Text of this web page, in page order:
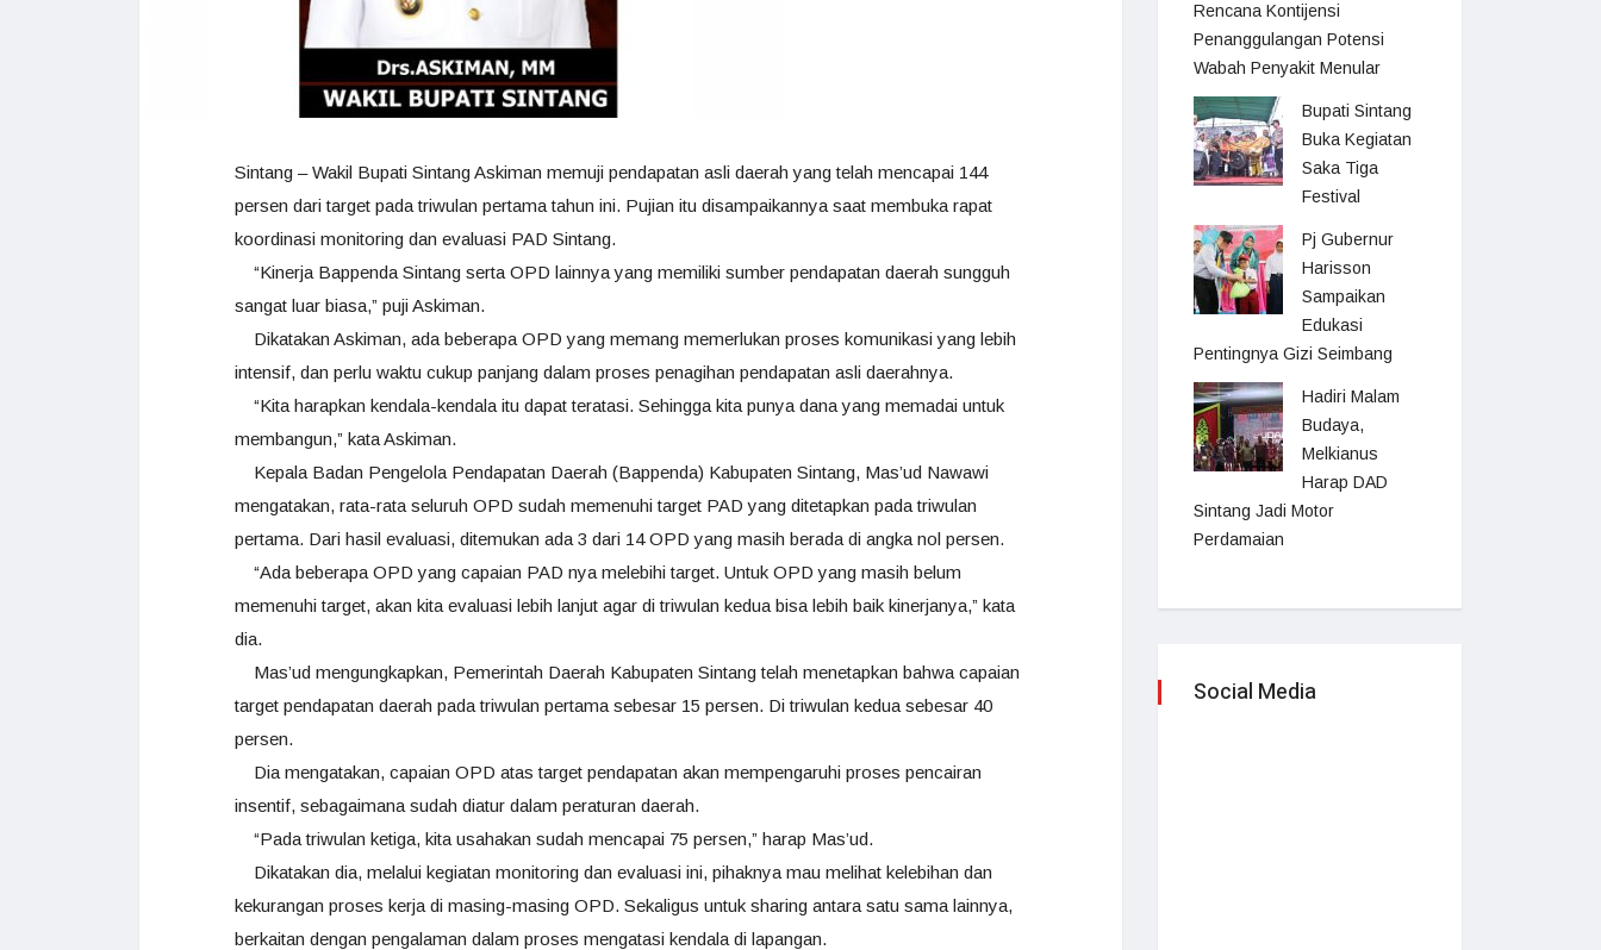
Sintang – Wakil Bupati Sintang Askiman memuji pendapatan asli daerah yang telah mencapai 144
persen dari target pada triwulan pertama tahun ini. Pujian itu disampaikannya saat membuka rapat
koordinasi monitoring dan evaluasi PAD Sintang.
“Kinerja Bappenda Sintang serta OPD lainnya yang memiliki sumber pendapatan daerah sungguh
sangat luar biasa,” puji Askiman.
Dikatakan Askiman, ada beberapa OPD yang memang memerlukan proses komunikasi yang lebih
intensif, dan perlu waktu cukup panjang dalam proses penagihan pendapatan asli daerahnya.
“Kita harapkan kendala-kendala itu dapat teratasi. Sehingga kita punya dana yang memadai untuk
membangun,” kata Askiman.
Kepala Badan Pengelola Pendapatan Daerah (Bappenda) Kabupaten Sintang, Mas’ud Nawawi
mengatakan, rata-rata seluruh OPD sudah memenuhi target PAD yang ditetapkan pada triwulan
pertama. Dari hasil evaluasi, ditemukan ada 3 dari 14 OPD yang masih berada di angka nol persen.
“Ada beberapa OPD yang capaian PAD nya melebihi target. Untuk OPD yang masih belum
memenuhi target, akan kita evaluasi lebih lanjut agar di triwulan kedua bisa lebih baik kinerjanya,” kata
dia.
Mas’ud mengungkapkan, Pemerintah Daerah Kabupaten Sintang telah menetapkan bahwa capaian
target pendapatan daerah pada triwulan pertama sebesar 15 persen. Di triwulan kedua sebesar 40
persen.
Dia mengatakan, capaian OPD atas target pendapatan akan mempengaruhi proses pencairan
insentif, sebagaimana sudah diatur dalam peraturan daerah.
“Pada triwulan ketiga, kita usahakan sudah mencapai 75 persen,” harap Mas’ud.
Dikatakan dia, melalui kegiatan monitoring dan evaluasi ini, pihaknya mau melihat kelebihan dan
kekurangan proses kerja di masing-masing OPD. Sekaligus untuk sharing antara satu sama lainnya,
berkaitan dengan pengalaman dalam proses mengatasi kendala di lapangan.
Rencana Kontijensi
Penanggulangan Potensi
Wabah Penyakit Menular
Bupati Sintang
Buka Kegiatan
Saka Tiga
Festival
Pj Gubernur
Harisson
Sampaikan
Edukasi
Pentingnya Gizi Seimbang
Hadiri Malam
Budaya,
Melkianus
Harap DAD
Sintang Jadi Motor
Perdamaian
Social Media